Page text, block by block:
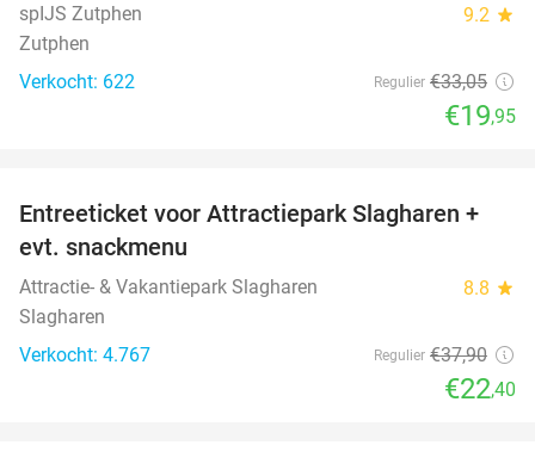
spIJS Zutphen 9.2 star
Zutphen
Verkocht: 622
Regulier €33,05
€19,95
41%
Entreeticket voor Attractiepark Slagharen +
evt. snackmenu
Attractie- & Vakantiepark Slagharen 8.8 star
Slagharen
Verkocht: 4.767
Regulier €37,90
€22,40